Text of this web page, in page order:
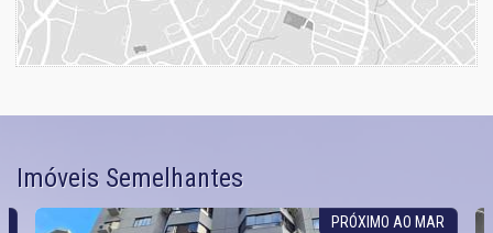
Imóveis Semelhantes
PRÓXIMO AO MAR